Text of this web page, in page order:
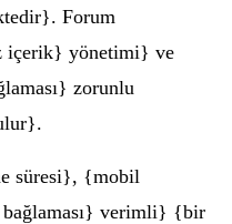
Forum
içerik} yönetimi} ve
zorunlu
süresi}, {mobil
verimli} {bir